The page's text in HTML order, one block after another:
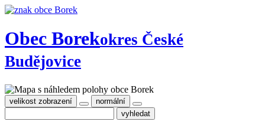
Obec Borekokres České
Budějovice
velikost zobrazení normální